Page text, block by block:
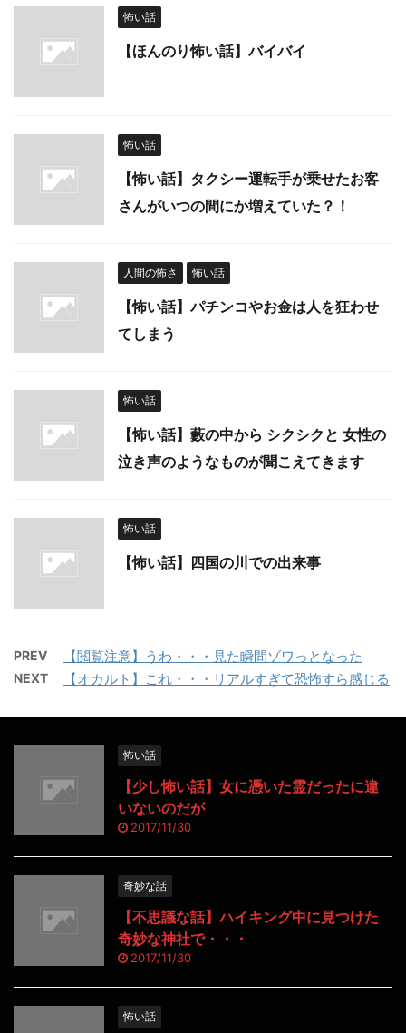
怖い話
【ほんのり怖い話】バイバイ
怖い話
【怖い話】タクシー運転手が乗せたお客
さんがいつの間にか増えていた？！
人間の怖さ 怖い話
【怖い話】パチンコやお金は人を狂わせ
てしまう
怖い話
【怖い話】藪の中から シクシクと 女性の
泣き声のようなものが聞こえてきます
怖い話
【怖い話】四国の川での出来事
PREV 【閲覧注意】うわ・・・見た瞬間ゾワっとなった
NEXT 【オカルト】これ・・・リアルすぎて恐怖すら感じる
怖い話
【少し怖い話】女に憑いた霊だったに違
いないのだが
2017/11/30
奇妙な話
【不思議な話】ハイキング中に見つけた
奇妙な神社で・・・
2017/11/30
怖い話